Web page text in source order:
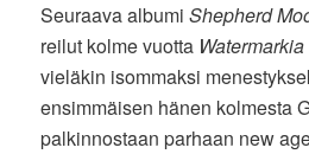
Seuraava albumiShepherd
reilut kolme vuotta Watermarkia
vieläkin isommaksi
ensimmäisen hänen kolmesta
palkinnostaan parhaan new